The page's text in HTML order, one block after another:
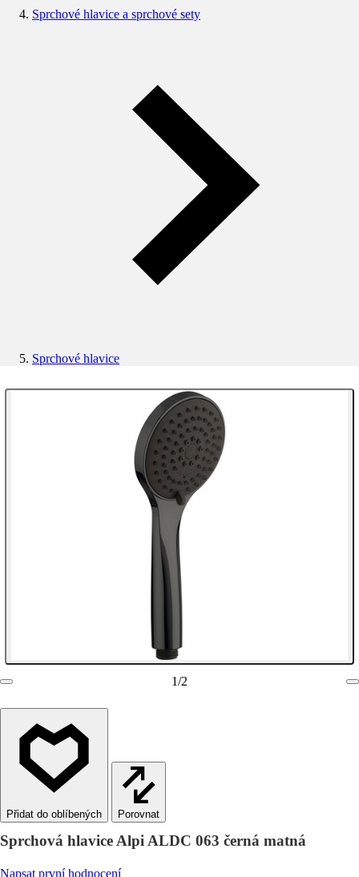
Sprchové hlavice a sprchové sety
Sprchové hlavice
1/2
Porovnat
Sprchová hlavice Alpi ALDC 063 černá matná
Napsat první hodnocení